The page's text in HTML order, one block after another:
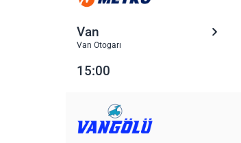
Van
Van Otogarı
15:00